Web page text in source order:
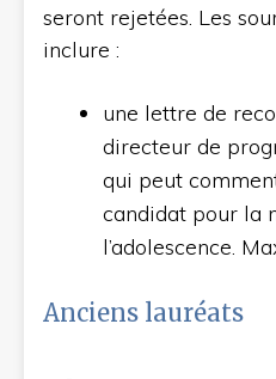
seront rejetées. Les
inclure :
une lettre de
directeur de
qui peut
candidat pour la
l’adolescence.
Anciens lauréats